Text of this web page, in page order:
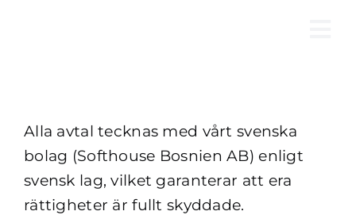
Alla avtal tecknas med vårt svenska
bolag (Softhouse Bosnien AB) enligt
svensk lag, vilket garanterar att era
rättigheter är fullt skyddade.